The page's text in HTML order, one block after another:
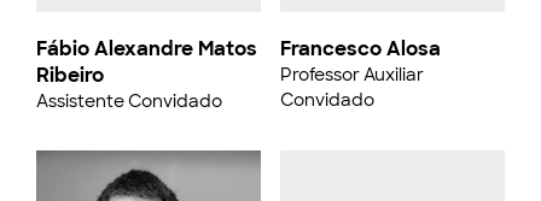
Fábio Alexandre Matos
Ribeiro
Assistente Convidado
Francesco Alosa
Professor Auxiliar
Convidado